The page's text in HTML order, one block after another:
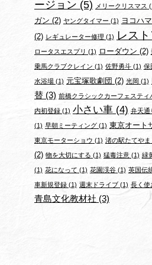
ージョン (5) メリークリスマス
ガン (2) ヤングタイマー (1) ヨコハ
(2) レギュレーター修理 (1) レス
ロータスエスプリ (1) ローダウン (2)
乗馬クラブクレイン (1) 佐野勇斗(1) 保
水浴場(1) 元宝塚歌劇団 (2) 光岡 (1)
替 (3) 前橋クラシックカーフェスティ
内初登録(1) 小さい車(4) 弁天通
(1) 早朝ミーティング(1) 東京オート
東京モーターショウ (1) 渚の駅たてやま
(2) 物を大切にする (1) 猛毒注意(1) 緑
(1) 花になって (1) 花園渓谷(1) 英国伝
車新規登録(1) 週末ドライブ(1) 長く使
青島文化教材社 (3)